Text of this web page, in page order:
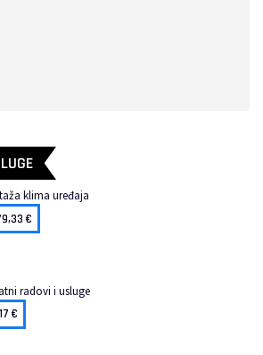
klima uređaja
€
radovi i usluge
€